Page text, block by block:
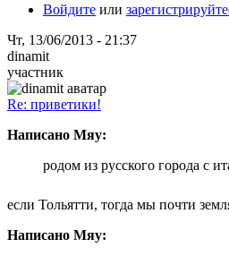
Войдите или
Чт, 13/06/2013 - 21:37
dinamit
участник
Re: приветики!
Написано Мяу:
родом из русского города с
если Тольятти, тогда мы почти
Написано Мяу: